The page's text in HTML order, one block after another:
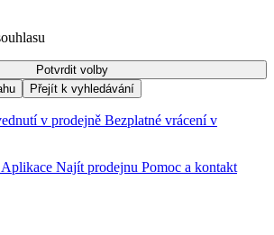
Potvrdit volby
Přejít k vyhledávání
v prodejně Bezplatné vrácení v
Aplikace Najít prodejnu Pomoc a kontakt